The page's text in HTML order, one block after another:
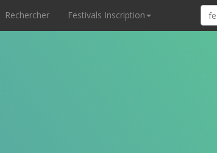
Rechercher Festivals Inscription